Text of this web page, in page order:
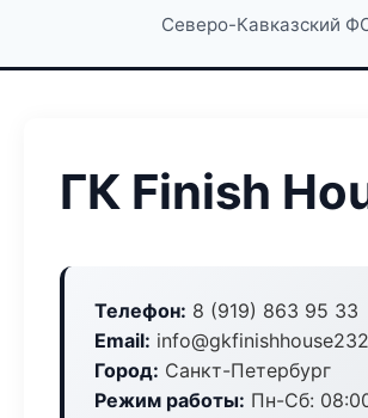
Северо-Кавказский
ГК Finish
Телефон: 8 (919) 863 95 33
Email:
Город: Санкт-Петербург
Режим работы: Пн-Сб: